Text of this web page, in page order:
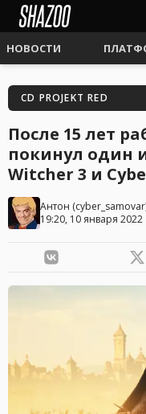
НОВОСТИ
CD PROJEKT RED
После 15 лет
покинул один
Witcher 3 и
Антон (cyber_samovar
19:20, 10 января 2022